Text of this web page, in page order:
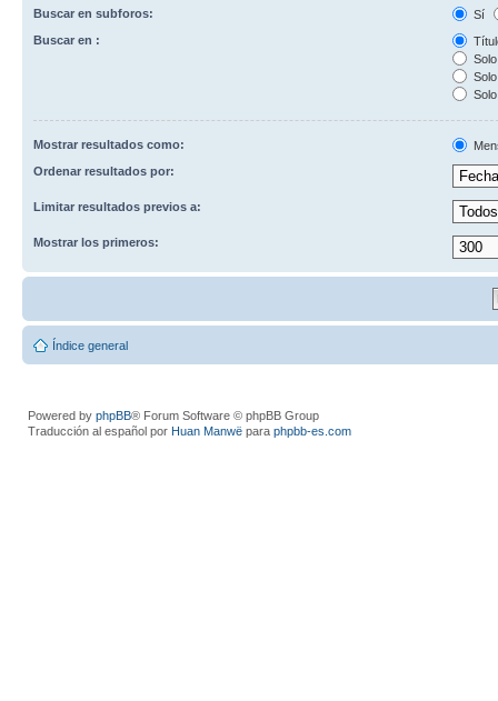
Buscar en subforos:
Sí
Buscar en :
Mostrar resultados como:
Ordenar resultados por:
Limitar resultados previos a:
Mostrar los primeros:
Índice general
Powered by phpBB® Forum Software © phpBB Group
Traducción al español por Huan Manwë para phpbb-es.com